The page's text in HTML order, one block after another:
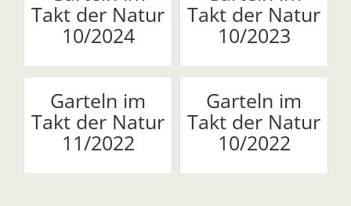
Takt der Natur
10/2024
Takt der Natur
10/2023
Garteln im
Takt der Natur
11/2022
Garteln im
Takt der Natur
10/2022